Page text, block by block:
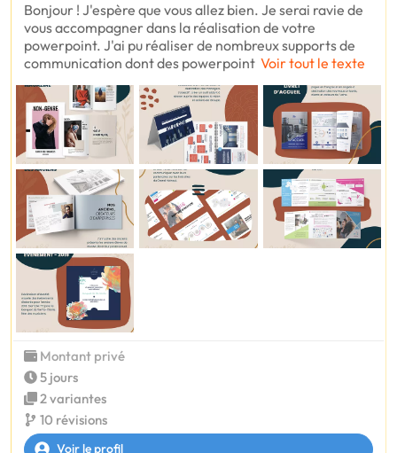
Bonjour ! J'espère que vous allez bien. Je serai ravie de
vous accompagner dans la réalisation de votre
powerpoint. J'ai pu réaliser de nombreux supports de
communication dont des powerpoint Voir tout le texte
Montant privé
5 jours
2 variantes
10 révisions
Voir le profil